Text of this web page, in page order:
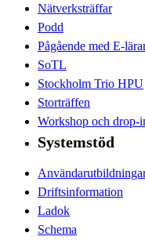
Nätverksträffar
Podd
Pågående med E-
SoTL
Stockholm Trio HPU
Storträffen
Workshop och drop-
Systemstöd
Driftsinformation
Ladok
Schema